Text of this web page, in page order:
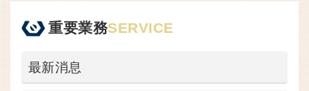
重要業務SERVICE
最新消息